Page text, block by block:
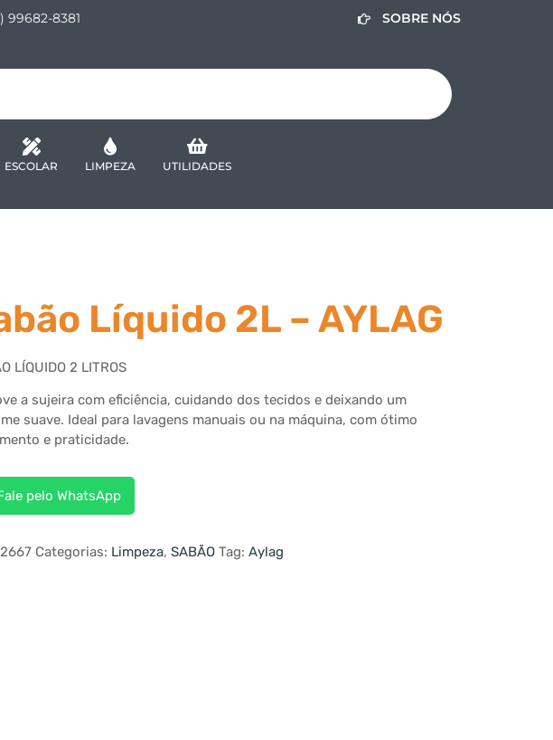
99682-8381 SOBRE NÓS
ESCOLAR LIMPEZA UTILIDADES
Líquido 2L – AYLAG
LÍQUIDO 2 LITROS
a sujeira com eficiência, cuidando dos tecidos e deixando um
suave. Ideal para lavagens manuais ou na máquina, com ótimo
e praticidade.
pelo WhatsApp
2667 Categorias: Limpeza, SABÃO Tag: Aylag